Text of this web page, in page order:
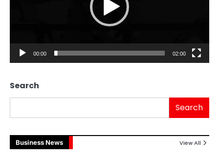
00:00 02:00
Search
Search
Business News View All